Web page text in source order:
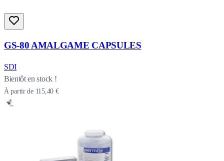
GS-80 AMALGAME CAPSULES
SDI
Bientôt en stock !
À partir de 115,40 €